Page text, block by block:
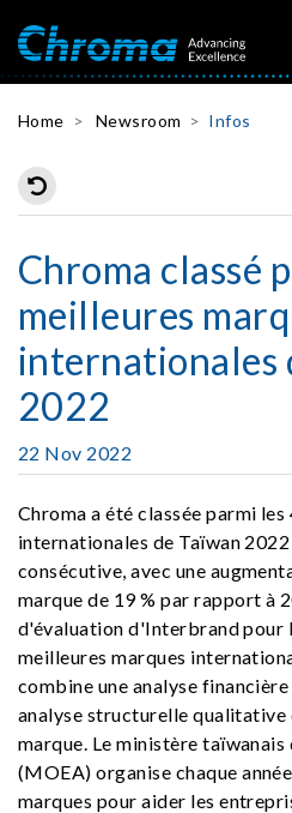
Home Newsroom Infos
Chroma classé
meilleures
internationales
2022
22 Nov 2022
Chroma a été classée parmi
internationales de Taïwan
consécutive, avec une
marque de 19 % par rapport à
d'évaluation d'Interbrand pour
meilleures marques
combine une analyse
analyse structurelle qualitative
marque. Le ministère
(MOEA) organise chaque
marques pour aider les